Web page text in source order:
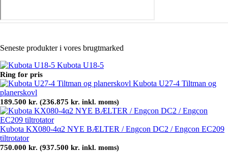
Seneste produkter i vores brugtmarked
Kubota U18-5
Ring for pris
Kubota U27-4 Tiltman og
planerskovl
189.500 kr. (236.875 kr. inkl. moms)
Kubota KX080-4α2 NYE BÆLTER / Engcon DC2 / Engcon EC209
tiltrotator
750.000 kr. (937.500 kr. inkl. moms)